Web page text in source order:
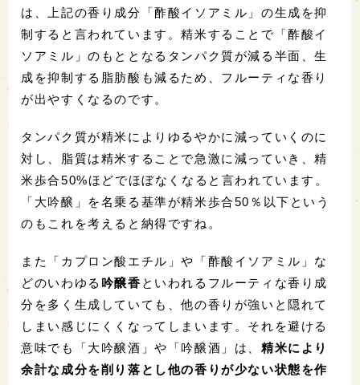
は、上記の香り成分「酢酸イソアミル」の生成を抑
制すると言われています。精米することで「酢酸イ
ソアミル」のもととなるタンパク質が減る半面、生
成を抑制する脂肪酸も減るため、フルーティな香り
が出やすくなるのです。
タンパク質が精米によりゆるやかに減っていくのに
対し、脂質は精米することで急激に減っていき、精
米歩合50%ほどでほぼなくなると言われています。
「大吟醸」を名乗る基準が精米歩合50％以下という
のもこれを考えると納得ですね。
また「カプロン酸エチル」や「酢酸イソアミル」な
どのいわゆる 吟醸香 といわれるフルーティな香り成
分を多く生成していても、他の香りが強いと隠れて
しまい感じにくくなってしまいます。それを避ける
意味でも「大吟醸酒」や「吟醸酒」は、精米により
余計な成分を削り落とし他の香りが少ない状態を作